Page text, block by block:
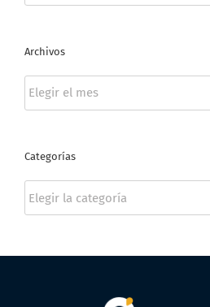
Archivos
Archivos
Categorías